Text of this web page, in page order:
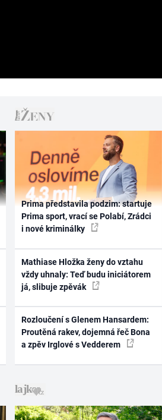
Prima představila podzim: startuje
Prima sport, vrací se Polabí, Zrádci
i nové kriminálky
Mathiase Hložka ženy do vztahu
vždy uhnaly: Teď budu iniciátorem
já, slibuje zpěvák
Rozloučení s Glenem Hansardem:
Proutěná rakev, dojemná řeč Bona
a zpěv Irglové s Vedderem